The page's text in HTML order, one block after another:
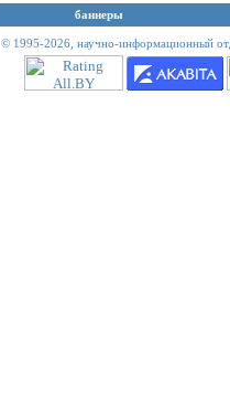
баннеры
© 1995-2026, научно-информационный